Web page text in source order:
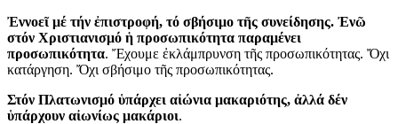
Ἐννοεῖ μέ τήν ἐπιστροφή, τό σβήσιμο τῆς συνείδησης. Ἐνῶ
στόν Χριστιανισμό ἡ προσωπικότητα παραμένει
προσωπικότητα. Ἔχουμε ἐκλάμπρυνση τῆς προσωπικότητας. Ὄχι
κατάργηση. Ὄχι σβήσιμο τῆς προσωπικότητας.
Στόν Πλατωνισμό ὑπάρχει αἰώνια μακαριότης, ἀλλά δέν
ὑπάρχουν αἰωνίως μακάριοι.